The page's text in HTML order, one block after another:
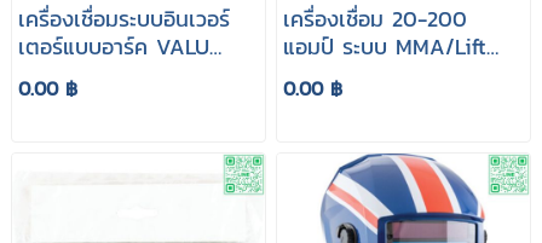
เครื่องเชื่อมระบบอินเวอร์
เตอร์แบบอาร์ค VALU
S400
0.00 ฿
เครื่องเชื่อม 20-200
แอมป์ ระบบ MMA/Lift
TIG JASIC รุ่น ARC210D
0.00 ฿